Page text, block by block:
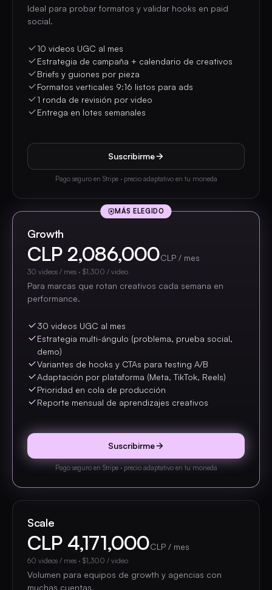
Ideal para probar formatos y validar hooks en paid
social.
10 videos UGC al mes
Estrategia de campaña + calendario de creativos
Briefs y guiones por pieza
Formatos verticales 9:16 listos para ads
1 ronda de revisión por video
Entrega en lotes semanales
Suscribirme
Pago seguro en Stripe · precio adaptativo en tu moneda
MÁS ELEGIDO
Growth
CLP 2,086,000CLP / mes
30 videos / mes · $1,300 / video
Para marcas que rotan creativos cada semana en
performance.
30 videos UGC al mes
Estrategia multi-ángulo (problema, prueba social,
demo)
Variantes de hooks y CTAs para testing A/B
Adaptación por plataforma (Meta, TikTok, Reels)
Prioridad en cola de producción
Reporte mensual de aprendizajes creativos
Suscribirme
Pago seguro en Stripe · precio adaptativo en tu moneda
Scale
CLP 4,171,000CLP / mes
60 videos / mes · $1,300 / video
Volumen para equipos de growth y agencias con
muchas cuentas.